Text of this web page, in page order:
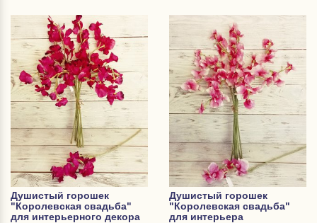
Душистый горошек
"Королевская свадьба"
для интерьерного декора
Душистый горошек
"Королевская свадьба"
для интерьера